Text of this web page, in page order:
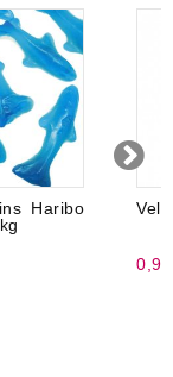
Haribo